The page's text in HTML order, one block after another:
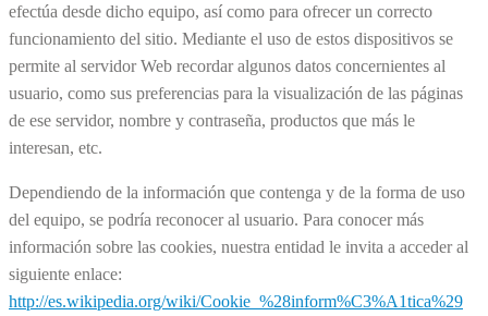
efectúa desde dicho equipo, así como para ofrecer un correcto
funcionamiento del sitio. Mediante el uso de estos dispositivos se
permite al servidor Web recordar algunos datos concernientes al
usuario, como sus preferencias para la visualización de las páginas
de ese servidor, nombre y contraseña, productos que más le
interesan, etc.
Dependiendo de la información que contenga y de la forma de uso
del equipo, se podría reconocer al usuario. Para conocer más
información sobre las cookies, nuestra entidad le invita a acceder al
siguiente enlace:
http://es.wikipedia.org/wiki/Cookie_%28inform%C3%A1tica%29